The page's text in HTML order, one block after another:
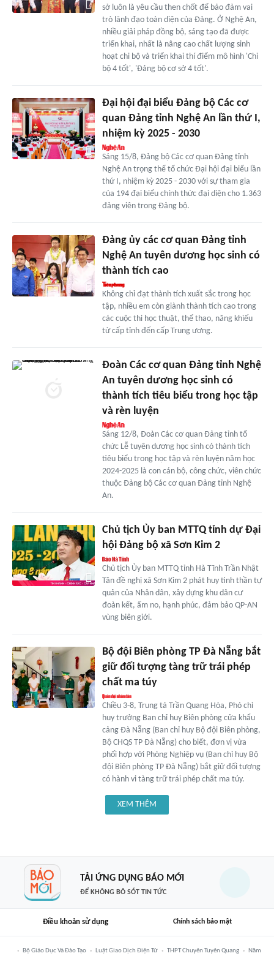
sở luôn là yêu cầu then chốt để bảo đảm vai
trò lãnh đạo toàn diện của Đảng. Ở Nghệ An,
nhiều giải pháp đồng bộ, sáng tạo đã được
triển khai, nhất là nâng cao chất lượng sinh
hoạt chi bộ và triển khai thí điểm mô hình 'Chi
bộ 4 tốt', 'Đảng bộ cơ sở 4 tốt'.
Đại hội đại biểu Đảng bộ Các cơ
quan Đảng tỉnh Nghệ An lần thứ I,
nhiệm kỳ 2025 - 2030
Sáng 15/8, Đảng bộ Các cơ quan Đảng tỉnh
Nghệ An trọng thể tổ chức Đại hội đại biểu lần
thứ I, nhiệm kỳ 2025 - 2030 với sự tham gia
của 194 đại biểu chính thức đại diện cho 1.363
đảng viên trong Đảng bộ.
Đảng ủy các cơ quan Đảng tỉnh
Nghệ An tuyên dương học sinh có
thành tích cao
Không chỉ đạt thành tích xuất sắc trong học
tập, nhiều em còn giành thành tích cao trong
các cuộc thi học thuật, thể thao, năng khiếu
từ cấp tỉnh đến cấp Trung ương.
Đoàn Các cơ quan Đảng tỉnh Nghệ
An tuyên dương học sinh có
thành tích tiêu biểu trong học tập
và rèn luyện
Sáng 12/8, Đoàn Các cơ quan Đảng tỉnh tổ
chức Lễ tuyên dương học sinh có thành tích
tiêu biểu trong học tập và rèn luyện năm học
2024-2025 là con cán bộ, công chức, viên chức
thuộc Đảng bộ Các cơ quan Đảng tỉnh Nghệ
An.
Chủ tịch Ủy ban MTTQ tỉnh dự Đại
hội Đảng bộ xã Sơn Kim 2
Chủ tịch Ủy ban MTTQ tỉnh Hà Tĩnh Trần Nhật
Tân đề nghị xã Sơn Kim 2 phát huy tinh thần tự
quản của Nhân dân, xây dựng khu dân cư
đoàn kết, ấm no, hạnh phúc, đảm bảo QP-AN
vùng biên giới.
Bộ đội Biên phòng TP Đà Nẵng bắt
giữ đối tượng tàng trữ trái phép
chất ma túy
Chiều 3-8, Trung tá Trần Quang Hòa, Phó chỉ
huy trưởng Ban chỉ huy Biên phòng cửa khẩu
cảng Đà Nẵng (Ban chỉ huy Bộ đội Biên phòng,
Bộ CHQS TP Đà Nẵng) cho biết, đơn vị vừa
phối hợp với Phòng Nghiệp vụ (Ban chỉ huy Bộ
đội Biên phòng TP Đà Nẵng) bắt giữ đối tượng
có hành vi tàng trữ trái phép chất ma túy.
XEM THÊM
TẢI ỨNG DỤNG BÁO MỚI
ĐỂ KHÔNG BỎ SÓT TIN TỨC
Điều khoản sử dụng Chính sách bảo mật
Bộ Giáo Dục Và Đào Tạo Luật Giao Dịch Điện Tử THPT Chuyên Tuyên Quang Năm